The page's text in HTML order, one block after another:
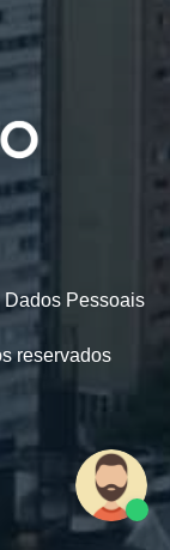
Dados Pessoais
reservados